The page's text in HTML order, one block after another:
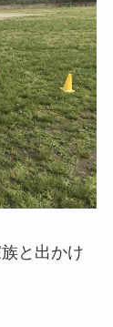
と出かけ